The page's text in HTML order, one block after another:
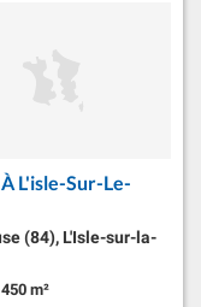
L'isle-Sur-Le-
(84), L'Isle-sur-la-
Superficie du terrain:
450 m²